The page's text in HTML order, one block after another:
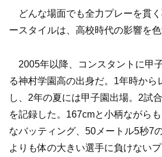
どんな場面でも全力プレーを貫
ースタイルは、高校時代の影響を色
2005年以降、コンスタントに甲
る神村学園高の出身だ。1年時から
し、2年の夏には甲子園出場。2試
を記録した。167cmと小柄ながら
なバッティング、50メートル5秒7
よりも体の大きい選手に負けないプ